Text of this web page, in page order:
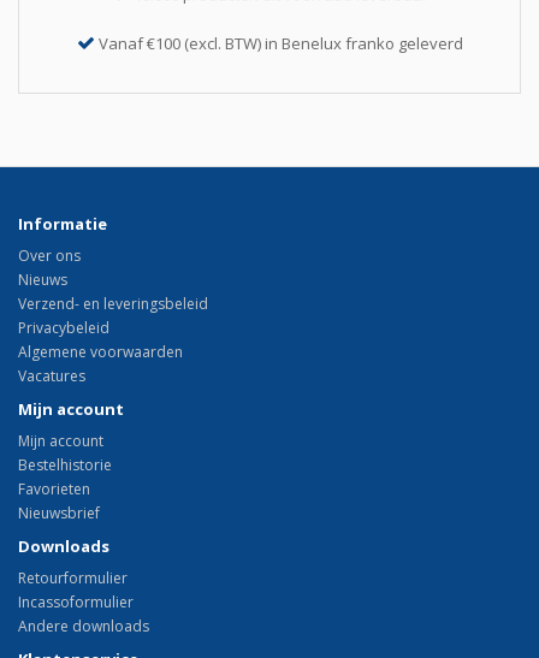
Vanaf €100 (excl. BTW) in Benelux franko geleverd
Informatie
Over ons
Nieuws
Verzend- en leveringsbeleid
Privacybeleid
Algemene voorwaarden
Vacatures
Mijn account
Mijn account
Bestelhistorie
Favorieten
Nieuwsbrief
Downloads
Retourformulier
Incassoformulier
Andere downloads